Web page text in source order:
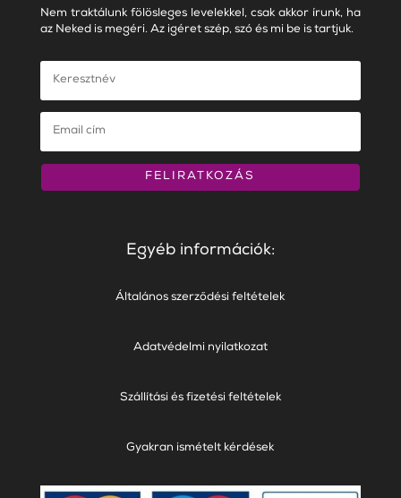
Nem traktálunk fölösleges levelekkel, csak akkor írunk, ha
az Neked is megéri. Az igéret szép, szó és mi be is tartjuk.
FELIRATKOZÁS
Egyéb információk:
Általános szerződési feltételek
Adatvédelmi nyilatkozat
Szállítási és fizetési feltételek
Gyakran ismételt kérdések